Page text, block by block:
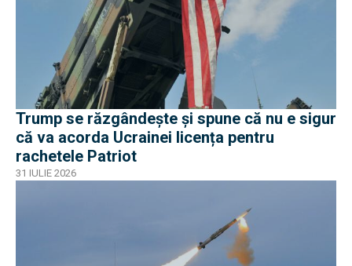
Trump se răzgândește și spune că nu e sigur
că va acorda Ucrainei licența pentru
rachetele Patriot
31 IULIE 2026